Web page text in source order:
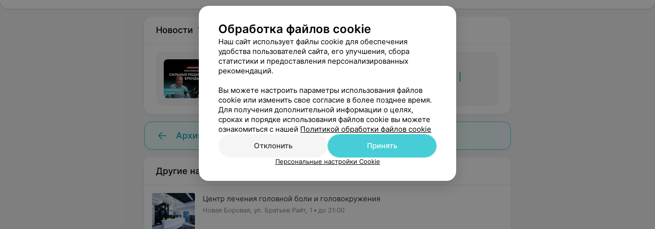
Новости 1
16 января, 2026
«Здоровый бизнес»: как не потеряться среди клиник? |
Директор сети «Томография» Андрей Маркушев
Архив новостей
Другие наши заведения
Центр лечения головной боли и головокружения
Новая Боровая, ул. Братьев Райт, 1 до 21:00
Обработка файлов cookie
Наш сайт использует файлы cookie для обеспечения
удобства пользователей сайта, его улучшения, сбора
статистики и предоставления персонализированных
рекомендаций.
Вы можете настроить параметры использования файлов
cookie или изменить свое согласие в более позднее время.
Для получения дополнительной информации о целях,
сроках и порядке использования файлов cookie вы можете
ознакомиться с нашей Политикой обработки файлов cookie
Отклонить
Принять
Персональные настройки Cookie